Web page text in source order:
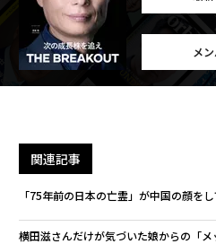
メ
関連記事
「75年前の日本の亡霊」が中国の顔を
横田滋さんだけが気づいた娘からの「メ